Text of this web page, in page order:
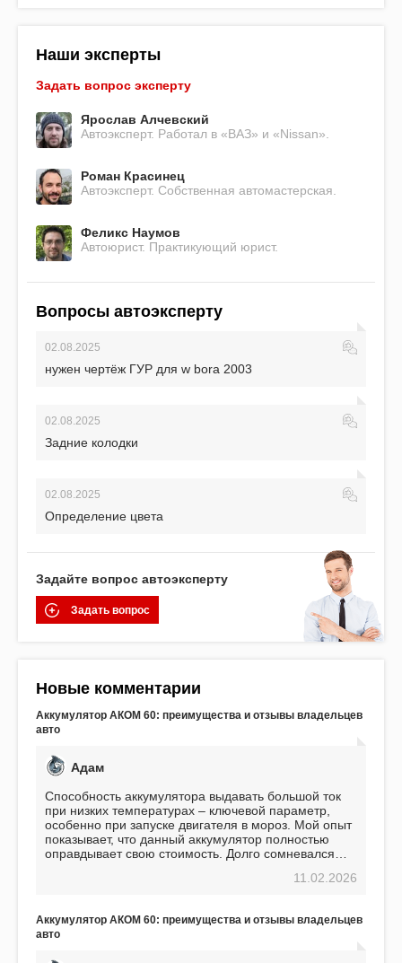
Наши эксперты
Задать вопрос эксперту
Ярослав Алчевский
Автоэксперт. Работал в «ВАЗ» и «Nissan».
Роман Красинец
Автоэксперт. Собственная автомастерская.
Феликс Наумов
Автоюрист. Практикующий юрист.
Вопросы автоэксперту
02.08.2025
нужен чертёж ГУР для w bora 2003
02.08.2025
Задние колодки
02.08.2025
Определение цвета
Задайте вопрос автоэксперту
Задать вопрос
Новые комментарии
Аккумулятор АКОМ 60: преимущества и отзывы владельцев
авто
Адам
Способность аккумулятора выдавать большой ток
при низких температурах – ключевой параметр,
особенно при запуске двигателя в мороз. Мой опыт
показывает, что данный аккумулятор полностью
оправдывает свою стоимость. Долго сомневался
пожалел. Считаю, что это отличное вложение,11.02.2026
Аккумулятор АКОМ 60: преимущества и отзывы владельцев
авто